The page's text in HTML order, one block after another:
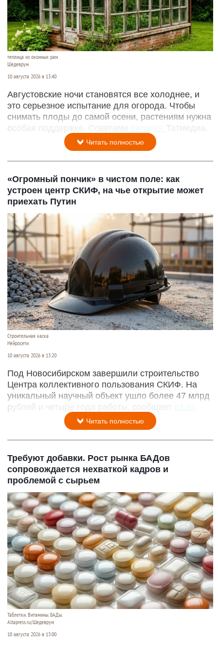
теплица из оконных рам
Шедеврум
10 августа 2026 в 13:40
Августовские ночи становятся все холоднее, и
это серьезное испытание для огорода. Чтобы
снимать плоды до самой осени, растениям нужна
особая поддержка. Советами
Татмедиа.
Читать полностью
«Огромный пончик» в чистом поле: как
устроен центр СКИФ, на чье открытие может
приехать Путин
Строительная каска
Нейросети
10 августа 2026 в 13:20
Под Новосибирском завершили строительство
Центра коллективного пользования СКИФ. На
уникальный научный объект ушло более 47 млрд
рублей и четыре года работы, сообщает
e1.ru
Читать полностью
Требуют добавки. Рост рынка БАДов
сопровождается нехваткой кадров и
проблемой с сырьем
Таблетки. Витамины. БАДы.
Altapress.ru/Шедеврум
10 августа 2026 в 13:00